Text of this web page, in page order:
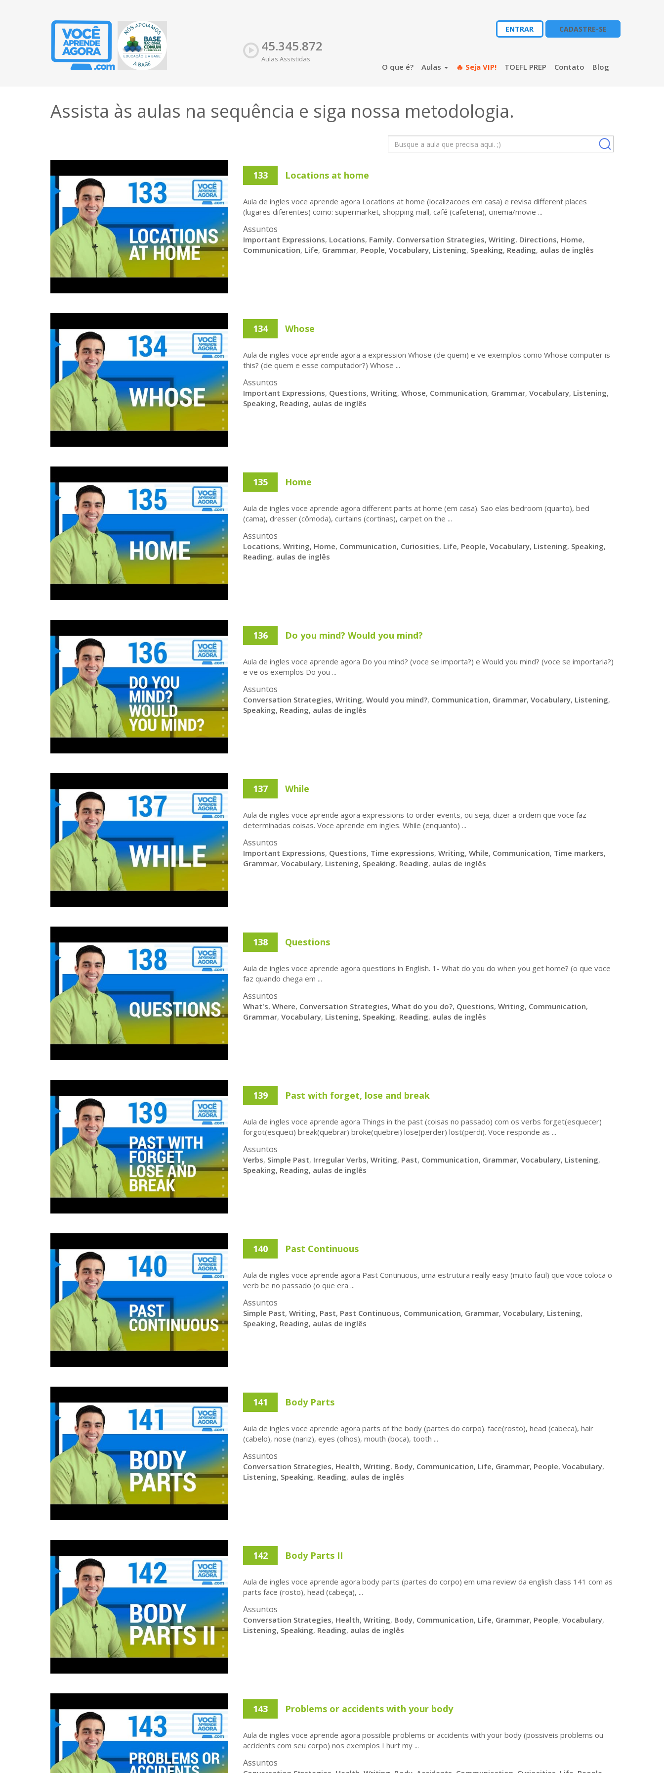
ENTRAR CADASTRE-SE
45.345.872
Aulas Assistidas
O que é? Aulas 🔥 Seja VIP! TOEFL PREP Contato Blog
Assista às aulas na sequência e siga nossa metodologia.
133 Locations at home
Aula de ingles voce aprende agora Locations at home (localizacoes em casa) e revisa different places
(lugares diferentes) como: supermarket, shopping mall, café (cafeteria), cinema/movie ...
Assuntos
Important Expressions, Locations, Family, Conversation Strategies, Writing, Directions, Home,
Communication, Life, Grammar, People, Vocabulary, Listening, Speaking, Reading, aulas de inglês
134 Whose
Aula de ingles voce aprende agora a expression Whose (de quem) e ve exemplos como Whose computer is
this? (de quem e esse computador?) Whose ...
Assuntos
Important Expressions, Questions, Writing, Whose, Communication, Grammar, Vocabulary, Listening,
Speaking, Reading, aulas de inglês
135 Home
Aula de ingles voce aprende agora different parts at home (em casa). Sao elas bedroom (quarto), bed
(cama), dresser (cômoda), curtains (cortinas), carpet on the ...
Assuntos
Locations, Writing, Home, Communication, Curiosities, Life, People, Vocabulary, Listening, Speaking,
Reading, aulas de inglês
136 Do you mind? Would you mind?
Aula de ingles voce aprende agora Do you mind? (voce se importa?) e Would you mind? (voce se importaria?)
e ve os exemplos Do you ...
Assuntos
Conversation Strategies, Writing, Would you mind?, Communication, Grammar, Vocabulary, Listening,
Speaking, Reading, aulas de inglês
137 While
Aula de ingles voce aprende agora expressions to order events, ou seja, dizer a ordem que voce faz
determinadas coisas. Voce aprende em ingles. While (enquanto) ...
Assuntos
Important Expressions, Questions, Time expressions, Writing, While, Communication, Time markers,
Grammar, Vocabulary, Listening, Speaking, Reading, aulas de inglês
138 Questions
Aula de ingles voce aprende agora questions in English. 1- What do you do when you get home? (o que voce
faz quando chega em ...
Assuntos
What's, Where, Conversation Strategies, What do you do?, Questions, Writing, Communication,
Grammar, Vocabulary, Listening, Speaking, Reading, aulas de inglês
139 Past with forget, lose and break
Aula de ingles voce aprende agora Things in the past (coisas no passado) com os verbs forget(esquecer)
forgot(esqueci) break(quebrar) broke(quebrei) lose(perder) lost(perdi). Voce responde as ...
Assuntos
Verbs, Simple Past, Irregular Verbs, Writing, Past, Communication, Grammar, Vocabulary, Listening,
Speaking, Reading, aulas de inglês
140 Past Continuous
Aula de ingles voce aprende agora Past Continuous, uma estrutura really easy (muito facil) que voce coloca o
verb be no passado (o que era ...
Assuntos
Simple Past, Writing, Past, Past Continuous, Communication, Grammar, Vocabulary, Listening,
Speaking, Reading, aulas de inglês
141 Body Parts
Aula de ingles voce aprende agora parts of the body (partes do corpo). face(rosto), head (cabeca), hair
(cabelo), nose (nariz), eyes (olhos), mouth (boca), tooth ...
Assuntos
Conversation Strategies, Health, Writing, Body, Communication, Life, Grammar, People, Vocabulary,
Listening, Speaking, Reading, aulas de inglês
142 Body Parts II
Aula de ingles voce aprende agora body parts (partes do corpo) em uma review da english class 141 com as
parts face (rosto), head (cabeça), ...
Assuntos
Conversation Strategies, Health, Writing, Body, Communication, Life, Grammar, People, Vocabulary,
Listening, Speaking, Reading, aulas de inglês
143 Problems or accidents with your body
Aula de ingles voce aprende agora possible problems or accidents with your body (possiveis problems ou
accidents com seu corpo) nos exemplos I hurt my ...
Assuntos